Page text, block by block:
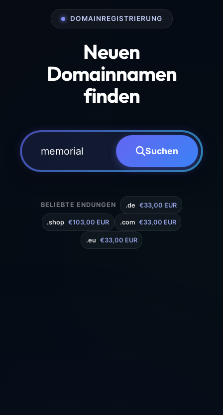
DOMAINREGISTRIERUNG
Neuen
Domainnamen
finden
Suchen
BELIEBTE ENDUNGEN .de €33,00 EUR
.shop €103,00 EUR .com €33,00 EUR
.eu €33,00 EUR